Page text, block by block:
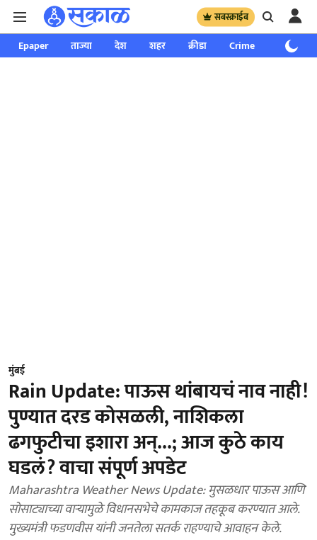
सबस्क्राईब
Epaper ताज्या देश शहर क्रीडा Crime साप्ताहिक
मुंबई
Rain Update: पाऊस थांबायचं नाव नाही!
पुण्यात दरड कोसळली, नाशिकला
ढगफुटीचा इशारा अन्...; आज कुठे काय
घडलं? वाचा संपूर्ण अपडेट
Maharashtra Weather News Update: मुसळधार पाऊस आणि
सोसाट्याच्या वाऱ्यामुळे विधानसभेचे कामकाज तहकूब करण्यात आले.
मुख्यमंत्री फडणवीस यांनी जनतेला सतर्क राहण्याचे आवाहन केले.